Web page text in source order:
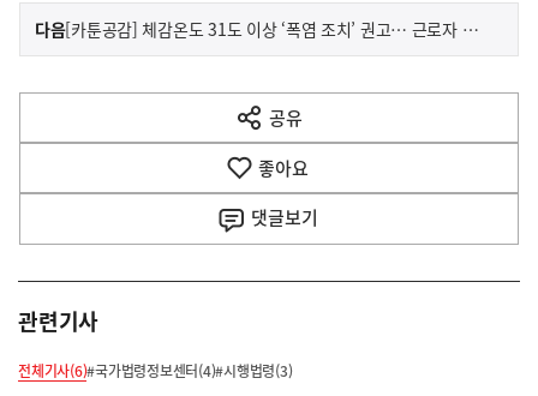
이
전
다
음
다음기
[카툰공감] 체감온도 31도 이상 ‘폭염 조치’ 권고… 근로자 건강보호 대책
공유
열
기
좋아요
댓글보기
관련기사
전체기사(6)#국가법령정보센터(4)#시행법령(3)